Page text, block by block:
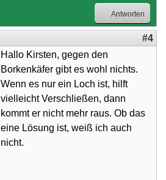
Antworten
#4
Hallo Kirsten, gegen den
Borkenkäfer gibt es wohl nichts.
Wenn es nur ein Loch ist, hilft
vielleicht Verschließen, dann
kommt er nicht mehr raus. Ob das
eine Lösung ist, weiß ich auch
nicht.